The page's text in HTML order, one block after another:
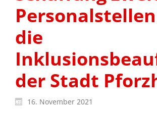
die
der Stadt
16. November 2021